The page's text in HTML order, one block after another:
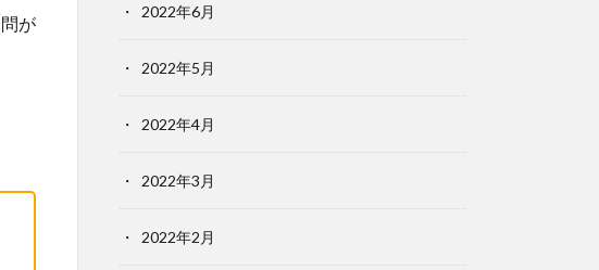
が
2022年6月
2022年5月
2022年4月
2022年3月
2022年2月